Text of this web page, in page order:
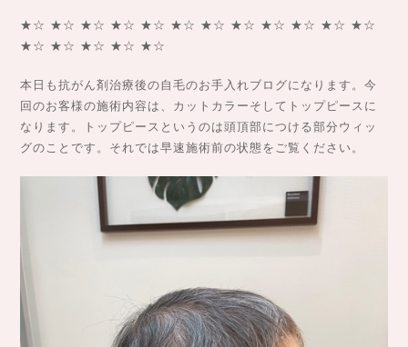
★☆ ★☆ ★☆ ★☆ ★☆ ★☆ ★☆ ★☆ ★☆ ★☆ ★☆ ★☆
★☆ ★☆ ★☆ ★☆ ★☆
本日も抗がん剤治療後の自毛のお手入れブログになります。今
回のお客様の施術内容は、カットカラーそしてトップピースに
なります。トップピースというのは頭頂部につける部分ウィッ
グのことです。それでは早速施術前の状態をご覧ください。